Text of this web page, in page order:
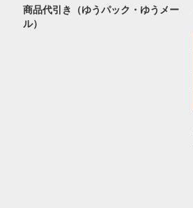
商品代引き（ゆうパック・ゆうメー
ル）